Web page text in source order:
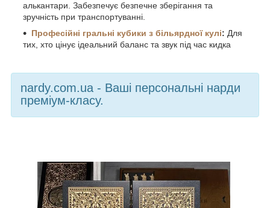
алькантари. Забезпечує безпечне зберігання та
зручність при транспортуванні.
Професійні гральні кубики з більярдної кулі: Для
тих, хто цінує ідеальний баланс та звук під час кидка
nardy.com.ua - Ваші персональні нарди
преміум-класу.